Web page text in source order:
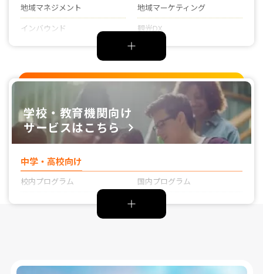
地域マネジメント
地域マーケティング
インバウンド
観光DX
学校・教育機関向け
サービスはこちら
中学・高校向け
校内プログラム
国内プログラム
海外プログラム
オンラインプログラム
旅行・研修 学校運営支援